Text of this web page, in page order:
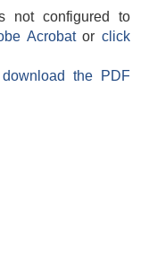
not configured to
Acrobatorclick
the PDF